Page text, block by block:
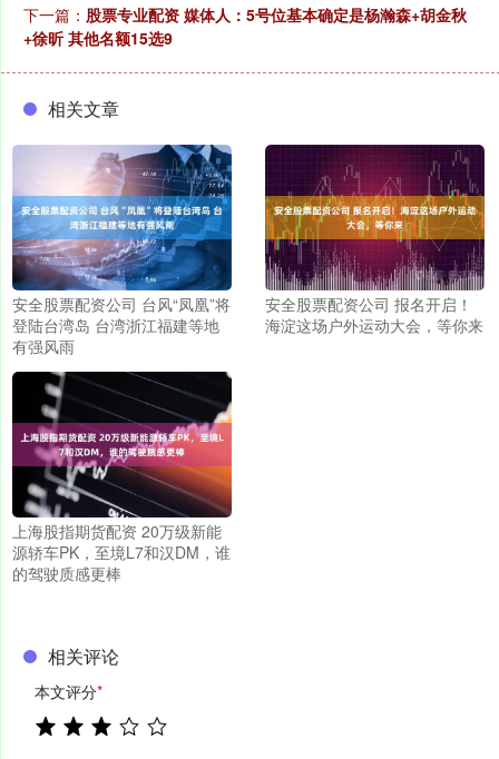
下一篇： 股票专业配资 媒体人：5号位基本确定是杨瀚森+胡金秋
+徐昕 其他名额15选9
相关文章
安全股票配资公司 台风“凤凰”将
登陆台湾岛 台湾浙江福建等地
有强风雨
安全股票配资公司 报名开启！
海淀这场户外运动大会，等你来
上海股指期货配资 20万级新能
源轿车PK，至境L7和汉DM，谁
的驾驶质感更棒
相关评论
本文评分*